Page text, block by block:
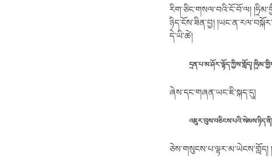
རིག་ཅིང་གསལ་བའི་ངོ་བོ་ལ།
ཉིད་ངོས་ཟིན་བྱ།
དེ་ཡི་ཚེ།
དྲན་པ་མ་ཤོར་ལྷོད་ཀྱིས་གློད།
ཞེས་དང་གཞན་ཡང་ཇི་སྐད་དུ།
འཇུར་བུས་བཅིངས་པའི་སེམས་ཉིད་ནི།
ཅེས་གསུངས་པ་ལྟར་མ་ཡེངས་གློད། །